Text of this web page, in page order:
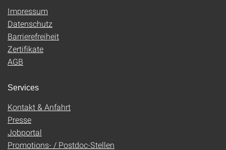
Impressum
Datenschutz
Barrierefreiheit
Zertifikate
AGB
Services
Kontakt & Anfahrt
Presse
Jobportal
Promotions- / Postdoc-Stellen